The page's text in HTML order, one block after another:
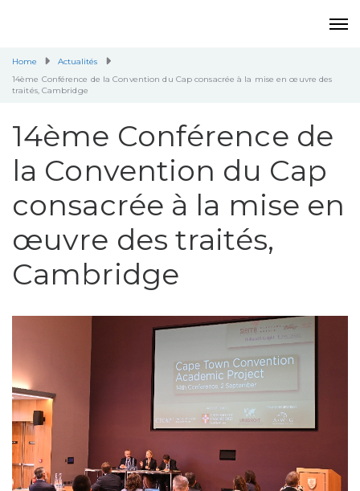
Home
Actualités
14ème Conférence de la Convention du Cap consacrée à la mise en œuvre des
traités, Cambridge
14ème Conférence de
la Convention du Cap
consacrée à la mise en
œuvre des traités,
Cambridge